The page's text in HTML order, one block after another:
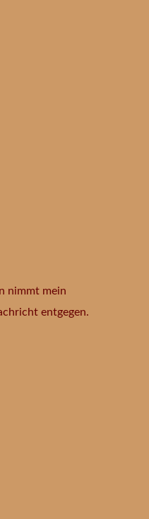
nimmt mein
entgegen.